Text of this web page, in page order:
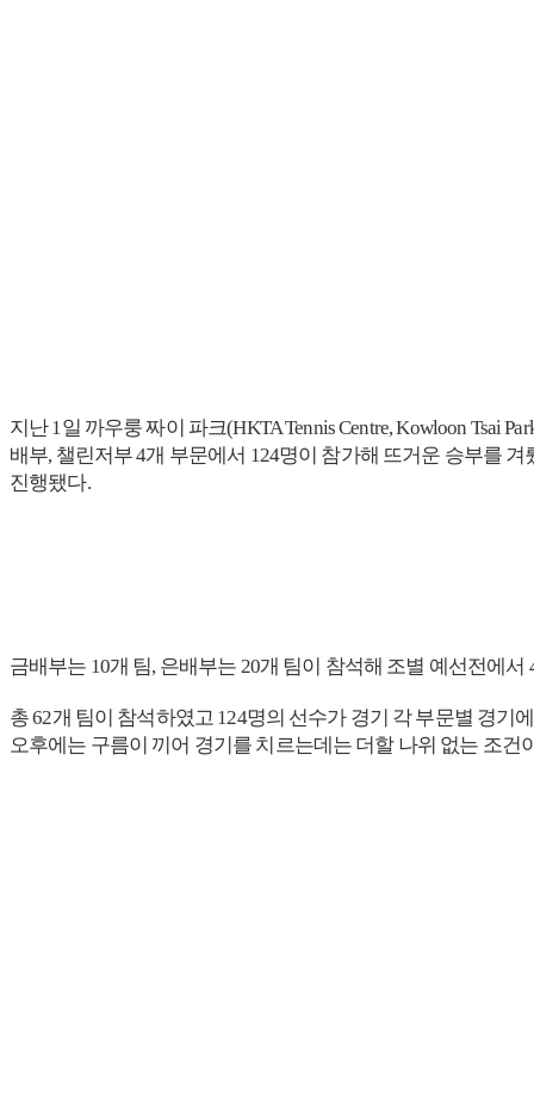
지난 1일 까우룽 짜이 파크(HKTA Tennis Centre, Kowloon Tsai
배부, 챌린저부 4개 부문에서 124명이 참가해 뜨거운 승부를
진행됐다.
금배부는 10개 팀, 은배부는 20개 팀이 참석해 조별 예선전에
총 62개 팀이 참석하였고 124명의 선수가 경기 각 부문별 경
오후에는 구름이 끼어 경기를 치르는데는 더할 나위 없는 조건